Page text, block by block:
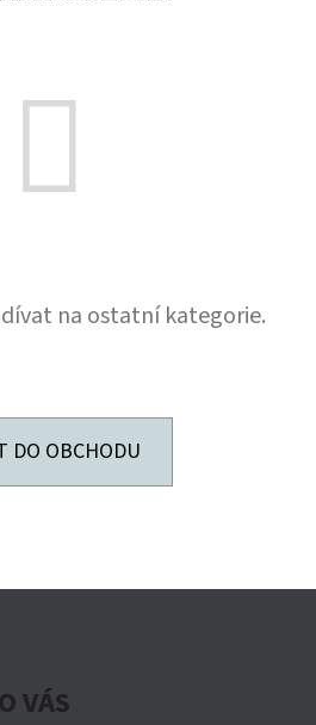
na ostatní kategorie.
DO OBCHODU
VÁS